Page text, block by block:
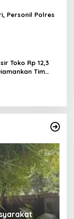
Personil Polres
Toko Rp 12,3
Tim